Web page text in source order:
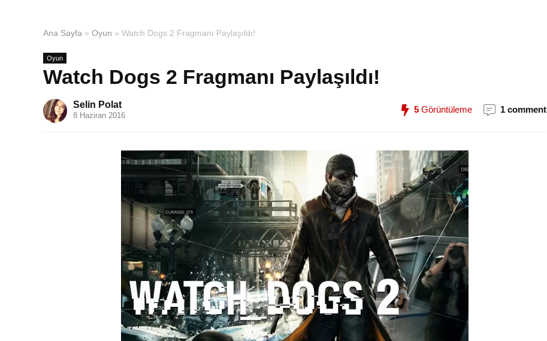
Ana Sayfa » Oyun » Watch Dogs 2 Fragmanı Paylaşıldı!
Oyun
Watch Dogs 2 Fragmanı Paylaşıldı!
Selin Polat
8 Haziran 2016
5 Görüntüleme 1 comment